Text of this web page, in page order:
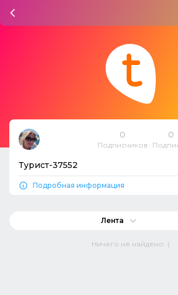
0
Подписчиков
0
Турист-37552
Подробная информация
Лента
Ничего не найдено :(